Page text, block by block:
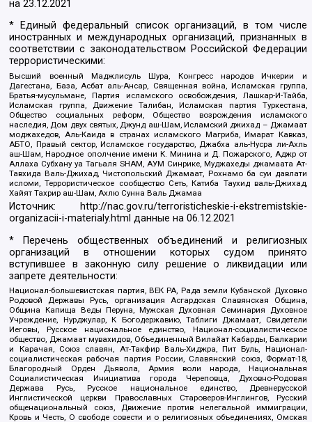
на23.12.2021
* Единый федеральный список организаций, в том числе
иностранных и международных организаций, признанных в
соответствии с законодательством Российской Федерации
террористическими:
Высший военный Маджлисуль Шура, Конгресс народов Ичкерии и
Дагестана, База, Асбат аль-Ансар, Священная война, Исламская группа,
Братья-мусульмане, Партия исламского освобождения, Лашкар-И-Тайба,
Исламская группа, Движение Талибан, Исламская партия Туркестана,
Общество социальных реформ, Общество возрождения исламского
наследия, Дом двух святых, Джунд аш-Шам, Исламский джихад – Джамаат
моджахедов, Аль-Каида в странах исламского Магриба, Имарат Кавказ,
АБТО, Правый сектор, Исламское государство, Джабха аль-Нусра ли-Ахль
аш-Шам, Народное ополчение имени К. Минина и Д. Пожарского, Аджр от
Аллаха Субхану уа Тагьаля SHAM, АУМ Синрике, Муджахеды джамаата Ат-
Тавхида Валь-Джихад, Чистопольский Джамаат, Рохнамо ба суи давлати
исломи, Террористическое сообщество Сеть, Катиба Таухид валь-Джихад,
Хайят Тахрир аш-Шам, Ахлю Сунна Валь Джамаа
Источник:
http://nac.gov.ru/terroristicheskie-i-ekstremistskie-
organizacii-i-materialy.html данные на06.12.2021
* Перечень общественных объединений и религиозных
организаций в отношении которых судом принято
вступившее в законную силу решение о ликвидации или
запрете деятельности:
Национал-большевистская партия, ВЕК РА, Рада земли Кубанской Духовно
Родовой Державы Русь, организация Асгардская Славянская Община,
Община Капища Веды Перуна, Мужская Духовная Семинария Духовное
Учреждение, Нурджулар, К Богодержавию, Таблиги Джамаат, Свидетели
Иеговы, Русское национальное единство, Национал-социалистическое
общество, Джамаат мувахидов, Объединенный Вилайат Кабарды, Балкарии
и Карачая, Союз славян, Ат-Такфир Валь-Хиджра, Пит Буль, Национал-
социалистическая рабочая партия России, Славянский союз, Формат-18,
Благородный Орден Дьявола, Армия воли народа, Национальная
Социалистическая Инициатива города Череповца, Духовно-Родовая
Держава Русь, Русское национальное единство, Древнерусской
Инглистической церкви Православных Староверов-Инглингов, Русский
общенациональный союз, Движение против нелегальной иммиграции,
Кровь и Честь, О свободе совести и о религиозных объединениях, Омская